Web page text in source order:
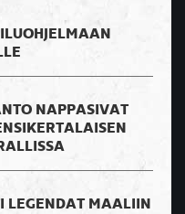
NAPPASIVAT
LEGENDAT MAALIIN